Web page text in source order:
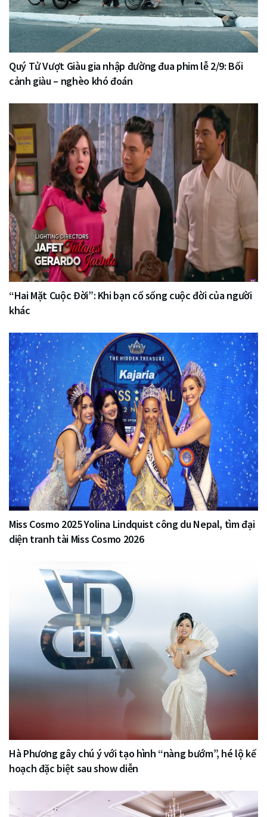
Quý Tử Vượt Giàu gia nhập đường đua phim lễ 2/9: Bối
cảnh giàu – nghèo khó đoán
“Hai Mặt Cuộc Đời”: Khi bạn cố sống cuộc đời của người
khác
Miss Cosmo 2025 Yolina Lindquist công du Nepal, tìm đại
diện tranh tài Miss Cosmo 2026
Hà Phương gây chú ý với tạo hình “nàng bướm”, hé lộ kế
hoạch đặc biệt sau show diễn